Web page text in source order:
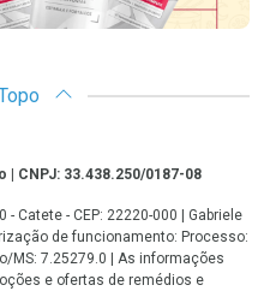
| CNPJ: 33.438.250/0187-08
Catete - CEP: 22220-000 | Gabriele
de funcionamento: Processo:
MS: 7.25279.0 | As informações
e ofertas de remédios e